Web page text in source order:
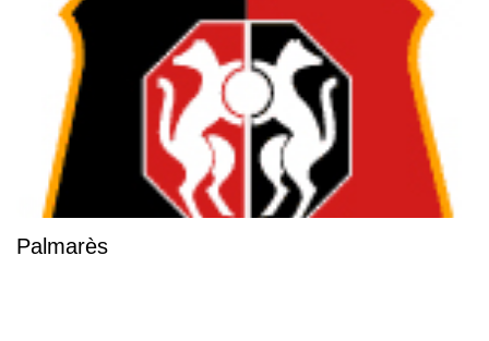
Palmarès